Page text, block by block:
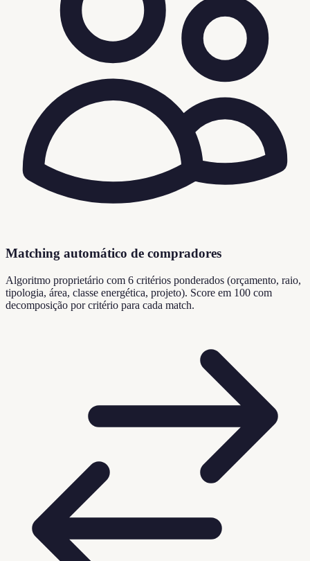
Matching automático de compradores
Algoritmo proprietário com 6 critérios ponderados (orçamento, raio,
tipologia, área, classe energética, projeto). Score em 100 com
decomposição por critério para cada match.